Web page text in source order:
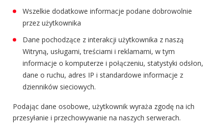
Wszelkie dodatkowe informacje podane dobrowolnie
przez użytkownika
Dane pochodzące z interakcji użytkownika z naszą
Witryną, usługami, treściami i reklamami, w tym
informacje o komputerze i połączeniu, statystyki odsłon,
dane o ruchu, adres IP i standardowe informacje z
dzienników sieciowych.
Podając dane osobowe, użytkownik wyraża zgodę na ich
przesyłanie i przechowywanie na naszych serwerach.